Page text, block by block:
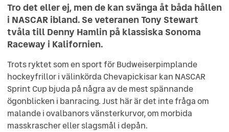
Tro det eller ej, men de kan svänga åt båda hållen
i NASCAR ibland. Se veteranen Tony Stewart
tvåla till Denny Hamlin på klassiska Sonoma
Raceway i Kalifornien.
Trots ryktet som en sport för Budweiserpimplande
hockeyfrillor i välinkörda Chevapickisar kan NASCAR
Sprint Cup bjuda på några av de mest spännande
ögonblicken i banracing. Just här är det inte fråga om
malande i ovalbanors vänsterkurvor, om morbida
masskrascher eller slagsmål i depån.